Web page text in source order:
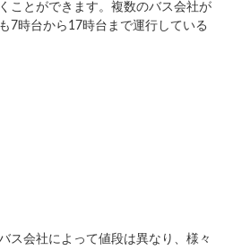
ことができます。複数のバス会社が
7時台から17時台まで運行している
ス会社によって値段は異なり、様々